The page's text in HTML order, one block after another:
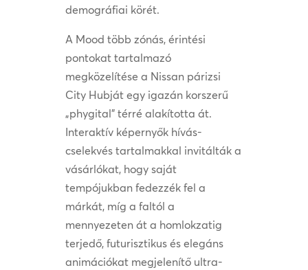
demográfiai körét.
A Mood több zónás, érintési
pontokat tartalmazó
megközelítése a Nissan párizsi
City Hubját egy igazán korszerű
„phygital” térré alakította át.
Interaktív képernyők hívás-
cselekvés tartalmakkal invitálták a
vásárlókat, hogy saját
tempójukban fedezzék fel a
márkát, míg a faltól a
mennyezeten át a homlokzatig
terjedő, futurisztikus és elegáns
animációkat megjelenítő ultra-